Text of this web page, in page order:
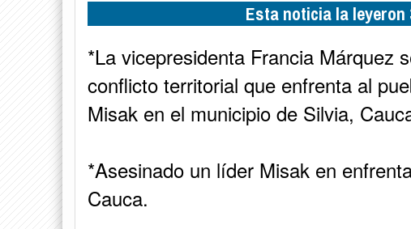
Esta noticia la leyeron
*La vicepresidenta Francia Márquez
conflicto territorial que enfrenta al
Misak en el municipio de Silvia,
*Asesinado un líder Misak en
Cauca.